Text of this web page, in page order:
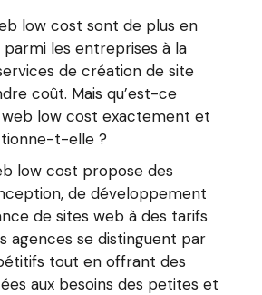
low cost sont de plus en
parmi les entreprises à la
de création de site
coût. Mais qu’est-ce
web low cost exactement et
t-elle ?
low cost propose des
de développement
de sites web à des tarifs
agences se distinguent par
tout en offrant des
aux besoins des petites et